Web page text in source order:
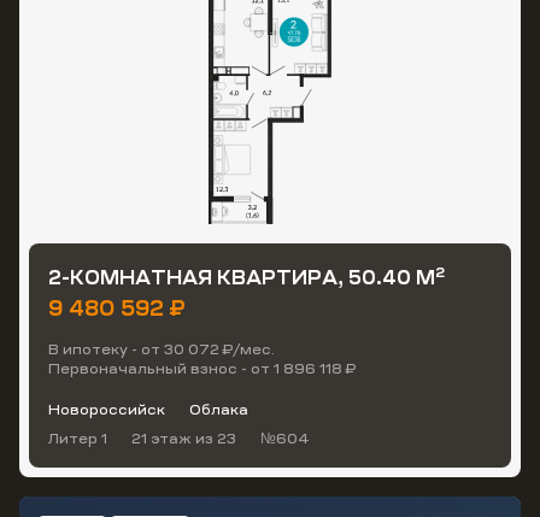
2-КОМНАТНАЯ КВАРТИРА, 50.40 М2
9 480 592 ₽
В ипотеку - от 30 072 ₽/мес.
Первоначальный взнос - от 1 896 118 ₽
Новороссийск
Облака
Литер 1
21 этаж из 23 №604